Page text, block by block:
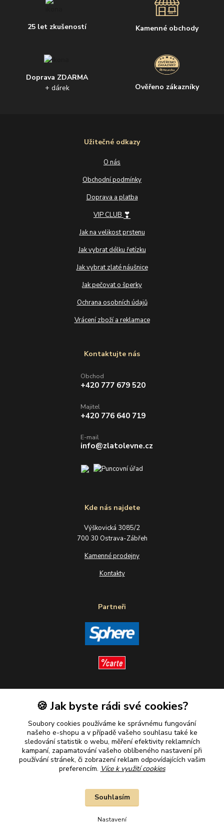
25 let zkušeností Kamenné obchody
Doprava ZDARMA
+ dárek
Ověřeno zákazníky
Užitečné odkazy
O nás
Obchodní podmínky
Doprava a platba
VIP CLUB ❣
Jak na velikost prstenu
Jak vybrat délku řetízku
Jak vybrat zlaté náušnice
Jak pečovat o šperky
Ochrana osobních údajů
Vrácení zboží a reklamace
Kde nás najdete
Výškovická 3085/2
700 30 Ostrava-Zábřeh
Kamenné prodejny
Kontakty
Partneři
Sledujte nás
Plaťte u nás bezpečně
Kontaktujte nás
Obchod
+420 777 679 520
Majitel
+420 776 640 719
E-mail
info@zlatolevne.cz
🍪 Jak byste rádi své cookies?
Soubory cookies používáme ke správnému fungování
našeho e-shopu a v případě vašeho souhlasu také ke
sledování statistik o webu, měření efektivity reklamních
kampaní, zapamatování vašeho oblíbeného nastavení při
používání stránek, či zobrazení reklam odpovídajících vašim
preferencím. Více k využití cookies
Nastavení
Souhlasím